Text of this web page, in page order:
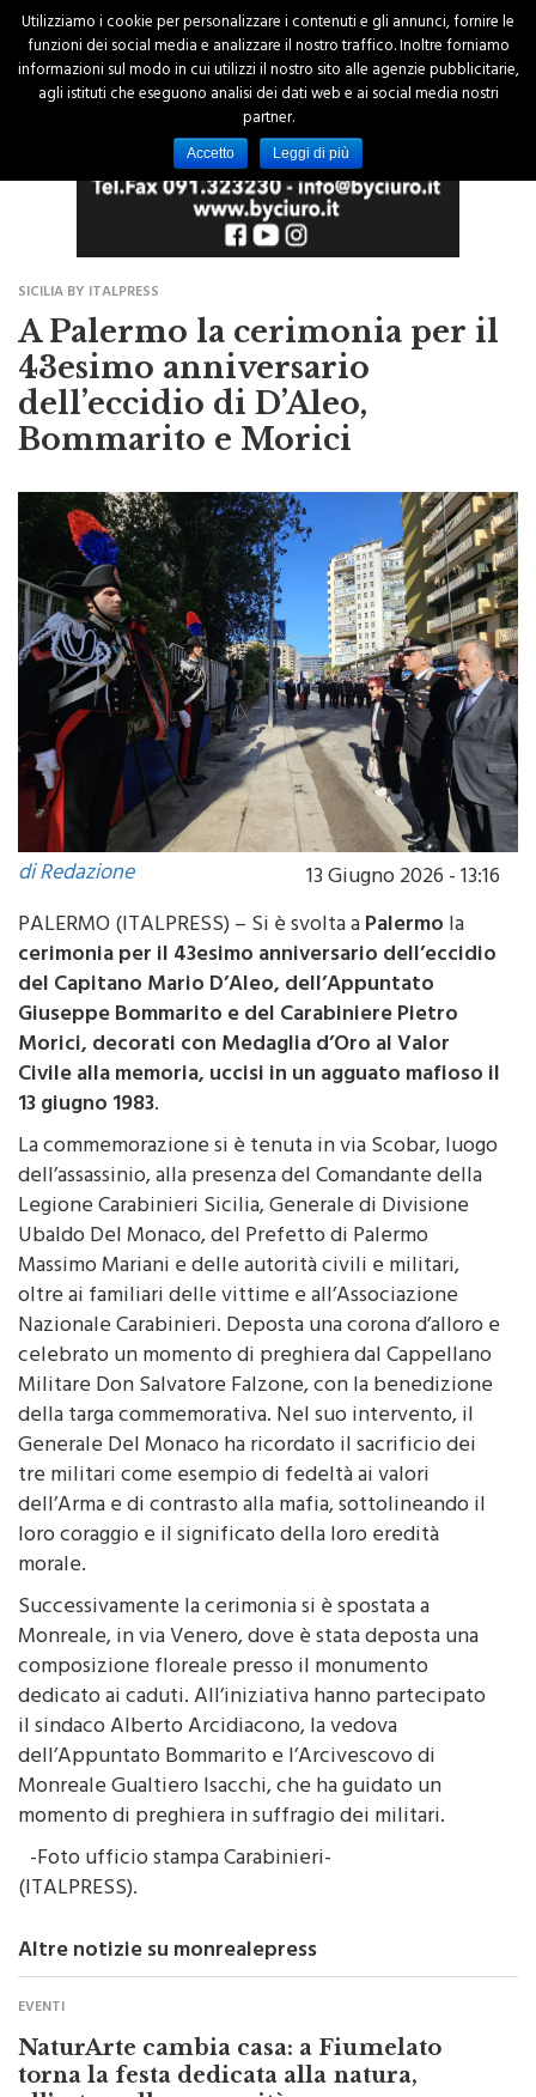
SICILIA BY ITALPRESS
A Palermo la cerimonia per il
43esimo anniversario
dell’eccidio di D’Aleo,
Bommarito e Morici
di Redazione
13 Giugno 2026 - 13:16
PALERMO (ITALPRESS) – Si è svolta aPalermo la
cerimonia per il 43esimo anniversario dell’eccidio
del Capitano Mario D’Aleo, dell’Appuntato
Giuseppe Bommarito e del Carabiniere Pietro
Morici, decorati con Medaglia d’Oro al Valor
Civile alla memoria, uccisi in un agguato mafioso il
13 giugno 1983.
La commemorazione si è tenuta in via Scobar, luogo
dell’assassinio, alla presenza del Comandante della
Legione Carabinieri Sicilia, Generale di Divisione
Ubaldo Del Monaco, del Prefetto di Palermo
Massimo Mariani e delle autorità civili e militari,
oltre ai familiari delle vittime e all’Associazione
Nazionale Carabinieri. Deposta una corona d’alloro e
celebrato un momento di preghiera dal Cappellano
Militare Don Salvatore Falzone, con la benedizione
della targa commemorativa. Nel suo intervento, il
Generale Del Monaco ha ricordato il sacrificio dei
tre militari come esempio di fedeltà ai valori
dell’Arma e di contrasto alla mafia, sottolineando il
loro coraggio e il significato della loro eredità
morale.
Successivamente la cerimonia si è spostata a
Monreale, in via Venero, dove è stata deposta una
composizione floreale presso il monumento
dedicato ai caduti. All’iniziativa hanno partecipato
il sindaco Alberto Arcidiacono, la vedova
dell’Appuntato Bommarito e l’Arcivescovo di
Monreale Gualtiero Isacchi, che ha guidato un
momento di preghiera in suffragio dei militari.
-Foto ufficio stampa Carabinieri-
(ITALPRESS).
EVENTI
NaturArte cambia casa: a Fiumelato
torna la festa dedicata alla natura,
all’arte e alla comunità
Utilizziamo i cookie per personalizzare i contenuti e gli annunci, fornire le
funzioni dei social media e analizzare il nostro traffico. Inoltre forniamo
informazioni sul modo in cui utilizzi il nostro sito alle agenzie pubblicitarie,
agli istituti che eseguono analisi dei dati web e ai social media nostri
partner.
Accetto Leggi di più